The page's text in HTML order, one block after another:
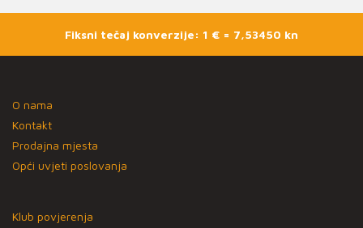
Fiksni tečaj konverzije: 1 € = 7,53450 kn
O nama
Kontakt
Prodajna mjesta
Opći uvjeti poslovanja
Klub povjerenja